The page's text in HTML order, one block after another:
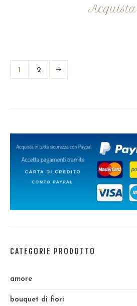
Acquista
1 2
CATEGORIE PRODOTTO
amore
bouquet di fiori